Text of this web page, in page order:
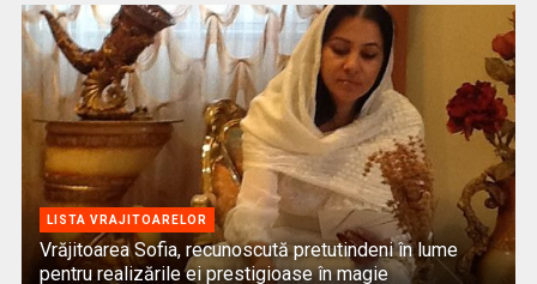
LISTA VRAJITOARELOR
Vrăjitoarea Sofia, recunoscută pretutindeni în lume
pentru realizările ei prestigioase în magie